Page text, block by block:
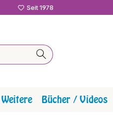
Seit 1978
Weitere Bücher / Videos